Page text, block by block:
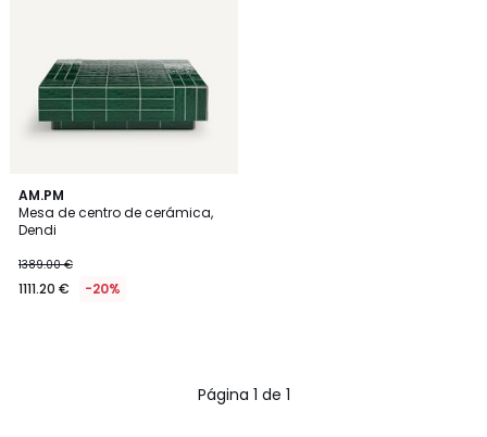
AM.PM
Mesa de centro de cerámica,
Dendi
1389.00 €
1111.20 € -20%
Página 1 de 1